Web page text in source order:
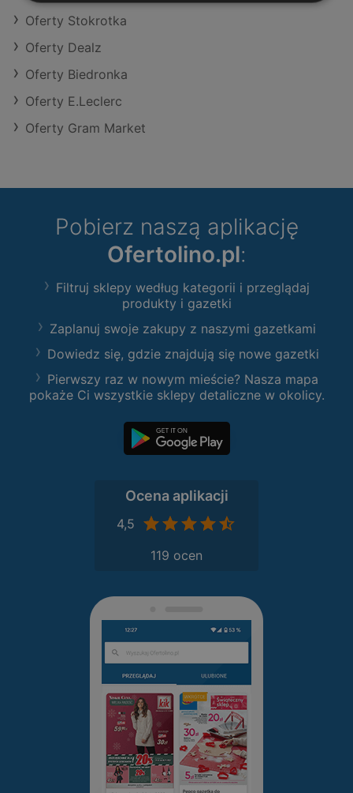
Oferty Stokrotka
Oferty Dealz
Oferty Biedronka
Oferty E.Leclerc
Oferty Gram Market
Pobierz naszą aplikację
Ofertolino.pl:
Filtruj sklepy według kategorii i przeglądaj
produkty i gazetki
Zaplanuj swoje zakupy z naszymi gazetkami
Dowiedz się, gdzie znajdują się nowe gazetki
Pierwszy raz w nowym mieście? Nasza mapa
pokaże Ci wszystkie sklepy detaliczne w okolicy.
Ocena aplikacji
4,5
119 ocen